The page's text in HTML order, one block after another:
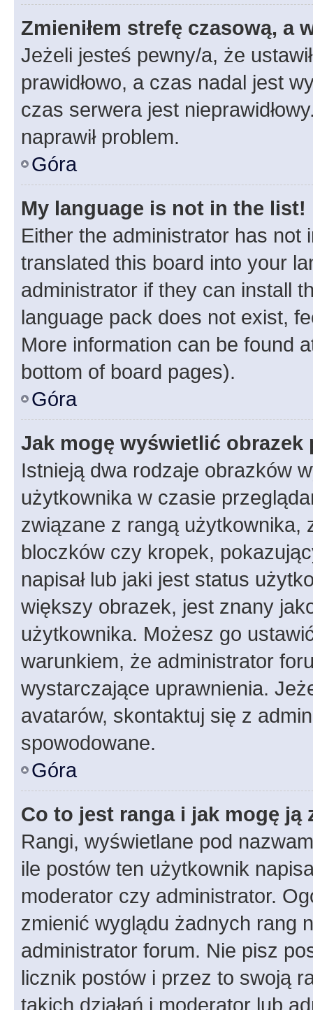
Zmieniłem strefę czasową, a
Jeżeli jesteś pewny/a, że
prawidłowo, a czas nadal jest
czas serwera jest
naprawił problem.
Góra
My language is not in the list!
Either the administrator has not
translated this board into your
administrator if they can install
language pack does not exist,
More information can be found
bottom of board pages).
Góra
Jak mogę wyświetlić
Istnieją dwa rodzaje obrazków
użytkownika w czasie
związane z rangą użytkownika,
bloczków czy kropek,
napisał lub jaki jest status
większy obrazek, jest znany
użytkownika. Możesz go
warunkiem, że administrator
wystarczające uprawnienia.
avatarów, skontaktuj się z
spowodowane.
Góra
Co to jest ranga i jak mogę ją
Rangi, wyświetlane pod
ile postów ten użytkownik
moderator czy administrator.
zmienić wyglądu żadnych rang
administrator forum. Nie pisz
licznik postów i przez to swoją
takich działań i moderator lub